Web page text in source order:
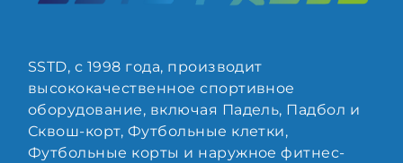
SSTD, с 1998 года, производит
высококачественное спортивное
оборудование, включая Падель, Падбол и
Сквош-корт, Футбольные клетки,
Футбольные корты и наружное фитнес-